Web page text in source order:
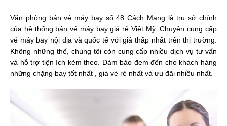
Văn phòng bán vé máy bay số 48 Cách Mạng là trụ sở chính
của hệ thống bán vé máy bay giá rẻ Việt Mỹ. Chuyên cung cấp
vé máy bay nội địa và quốc tế với giá thấp nhất trên thị trường.
Không những thế, chúng tôi còn cung cấp nhiều dịch vụ tư vấn
và hỗ trợ tiện ích kèm theo. Đảm bảo đem đến cho khách hàng
những chặng bay tốt nhất , giá vé rẻ nhất và ưu đãi nhiều nhất.